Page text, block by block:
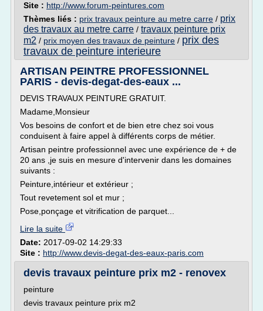
Site : http://www.forum-peintures.com
Thèmes liés : prix travaux peinture au metre carre / prix
des travaux au metre carre / travaux peinture prix
m2 / prix moyen des travaux de peinture / prix des
travaux de peinture interieure
ARTISAN PEINTRE PROFESSIONNEL
PARIS - devis-degat-des-eaux ...
DEVIS TRAVAUX PEINTURE GRATUIT.
Madame,Monsieur
Vos besoins de confort et de bien etre chez soi vous
conduisent à faire appel à différents corps de métier.
Artisan peintre professionnel avec une expérience de + de
20 ans ,je suis en mesure d'intervenir dans les domaines
suivants :
Peinture,intérieur et extérieur ;
Tout revetement sol et mur ;
Pose,ponçage et vitrification de parquet...
Lire la suite
Date: 2017-09-02 14:29:33
Site : http://www.devis-degat-des-eaux-paris.com
devis travaux peinture prix m2 - renovex
peinture
devis travaux peinture prix m2